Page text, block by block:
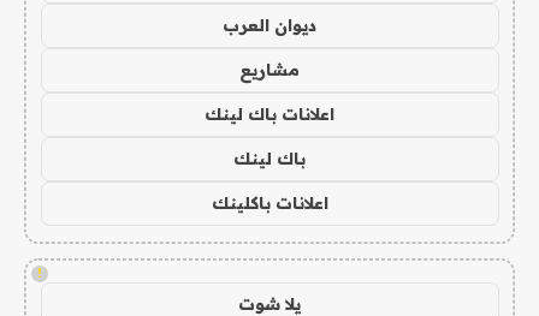
ديوان العرب
مشاريع
اعلانات باك لينك
باك لينك
اعلانات باكلينك
!
يلا شوت